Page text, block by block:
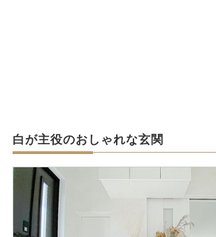
白が主役のおしゃれな玄関